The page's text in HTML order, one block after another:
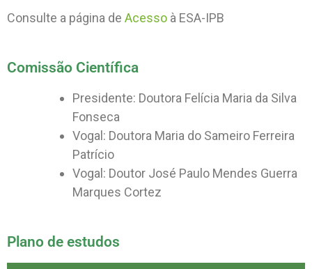
Consulte a página de Acesso à ESA-IPB
Comissão Científica
Presidente: Doutora Felícia Maria da Silva
Fonseca
Vogal: Doutora Maria do Sameiro Ferreira
Patrício
Vogal: Doutor José Paulo Mendes Guerra
Marques Cortez
Plano de estudos